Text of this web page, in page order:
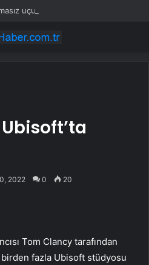
2022 0 20
Tom Clancy tarafından
fazla Ubisoft stüdyosu